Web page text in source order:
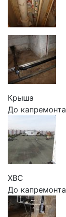
Крыша
До капремонта
ХВС
До капремонта